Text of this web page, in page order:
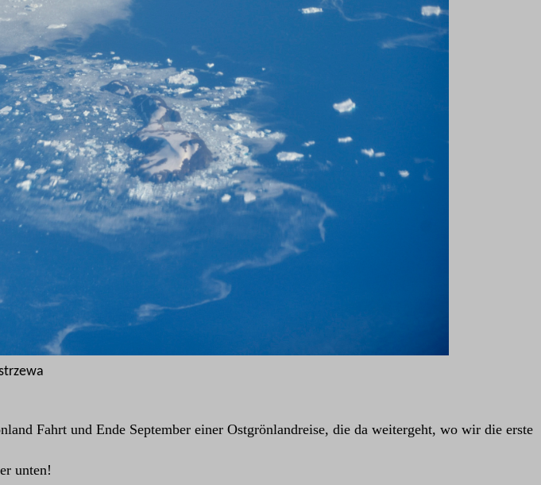
Fahrt und Ende September einer Ostgrönlandreise, die da weitergeht, wo wir die erste
unten!